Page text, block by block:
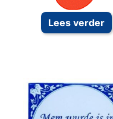
Lees verder